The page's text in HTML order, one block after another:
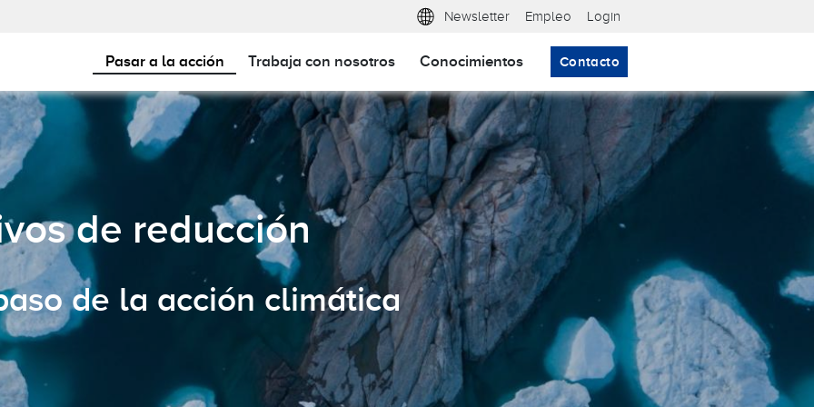
Meta nav
Newsletter Empleo Login
Pasar a la acción
Trabaja con nosotros Conocimientos Contacto
de reducción
de la acción climática